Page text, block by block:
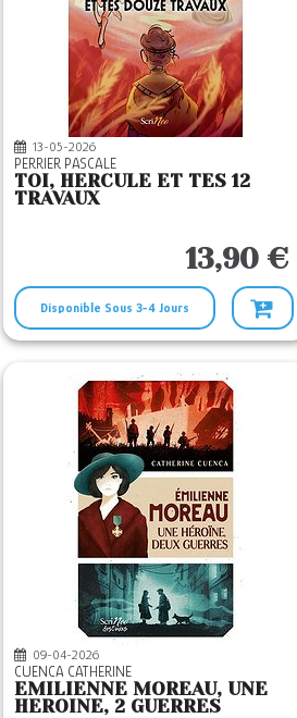
13-05-2026
PERRIER PASCALE
TOI, HERCULE ET TES 12
TRAVAUX
13,90 €
Disponible Sous 3-4 Jours
09-04-2026
CUENCA CATHERINE
EMILIENNE MOREAU, UNE
HEROINE, 2 GUERRES